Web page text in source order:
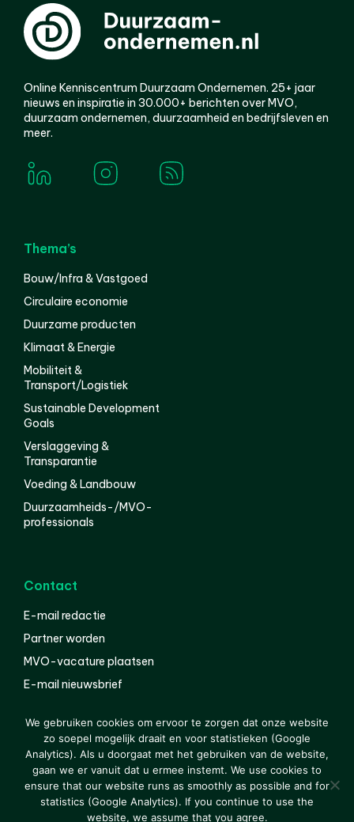
Online Kenniscentrum Duurzaam Ondernemen. 25+ jaar
nieuws en inspiratie in 30.000+ berichten over MVO,
duurzaam ondernemen, duurzaamheid en bedrijfsleven en
meer.
Thema’s
Bouw/Infra & Vastgoed
Circulaire economie
Duurzame producten
Klimaat & Energie
Mobiliteit &
Transport/Logistiek
Sustainable Development
Goals
Verslaggeving &
Transparantie
Voeding & Landbouw
Duurzaamheids-/MVO-
professionals
Contact
E-mail redactie
Partner worden
MVO-vacature plaatsen
E-mail nieuwsbrief
© 2000-2026 Van der Molen EIS Colofon
Disclaimer
Privacy
We gebruiken cookies om ervoor te zorgen dat onze website
zo soepel mogelijk draait en voor statistieken (Google
Analytics). Als u doorgaat met het gebruiken van de website,
gaan we er vanuit dat u ermee instemt. We use cookies to
ensure that our website runs as smoothly as possible and for
statistics (Google Analytics). If you continue to use the
website, we assume that you agree.